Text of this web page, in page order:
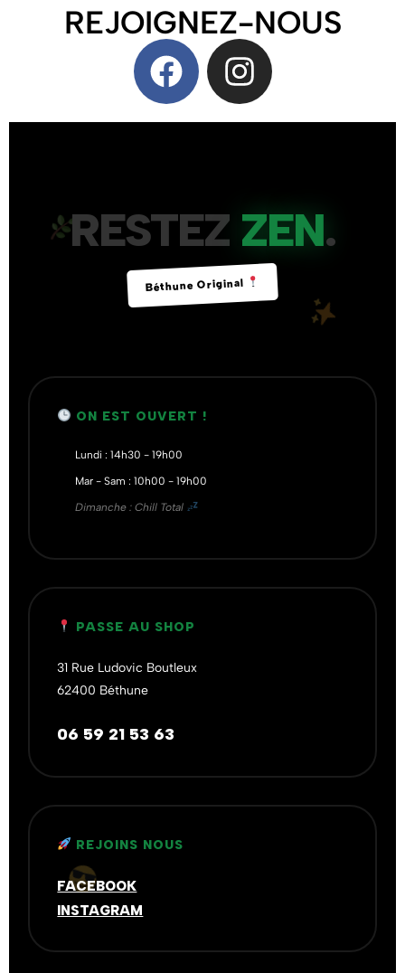
REJOIGNEZ-NOUS
RESTEZ ZEN.
Béthune Original
ON EST OUVERT !
Lundi : 14h30 - 19h00
Mar - Sam : 10h00 - 19h00
Dimanche : Chill Total
PASSE AU SHOP
31 Rue Ludovic Boutleux
62400 Béthune
06 59 21 53 63
REJOINS NOUS
FACEBOOK
INSTAGRAM